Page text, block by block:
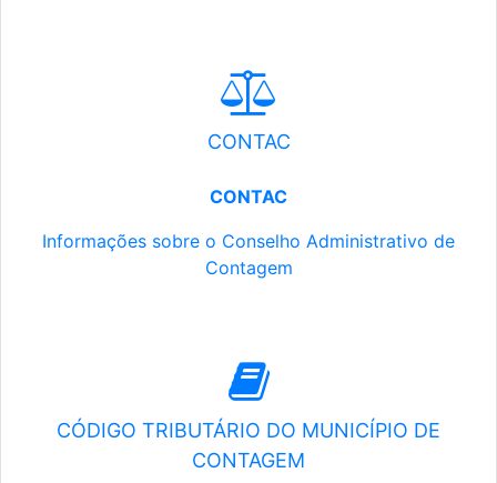
CONTAC
CONTAC
Informações sobre o Conselho Administrativo de
Contagem
CÓDIGO TRIBUTÁRIO DO MUNICÍPIO DE
CONTAGEM